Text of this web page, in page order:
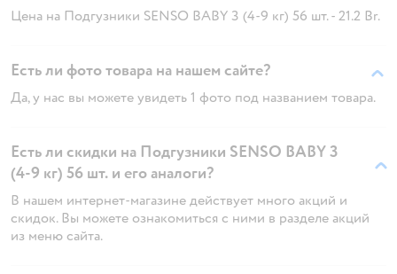
Цена на Подгузники SENSO BABY 3 (4-9 кг) 56 шт. - 21.2 Br.
Есть ли фото товара на нашем сайте?
Да, у нас вы можете увидеть 1 фото под названием товара.
Есть ли скидки на Подгузники SENSO BABY 3
(4-9 кг) 56 шт. и его аналоги?
В нашем интернет-магазине действует много акций и
скидок. Вы можете ознакомиться с ними в разделе акций
из меню сайта.